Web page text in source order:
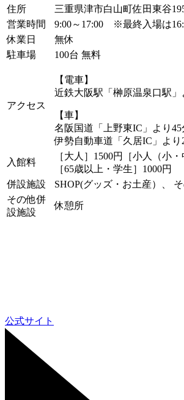
住所
三重県津市白山町佐田東谷
営業時間
9:00～17:00 ※最終入場は
休業日
無休
駐車場
100台 無料
アクセス
【電車】
近鉄大阪駅「榊原温泉口駅」
【車】
名阪国道「上野東IC」より45
伊勢自動車道「久居IC」より
入館料
［大人］1500円［小人（小
［65歳以上・学生］1000円
併設施設
SHOP(グッズ・お土産）、
その他併
設施設
休憩所
公式サイト